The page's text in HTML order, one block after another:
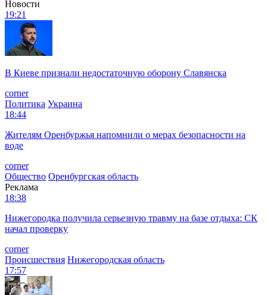
Новости
19:21
В Киеве признали недостаточную оборону Славянска
corner
Политика Украина
18:44
Жителям Оренбуржья напомнили о мерах безопасности на
воде
corner
Общество Оренбургская область
Реклама
18:38
Нижегородка получила серьезную травму на базе отдыха: СК
начал проверку
corner
Происшествия Нижегородская область
17:57